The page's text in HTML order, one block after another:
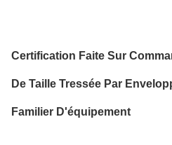
Certification Faite Sur
De Taille Tressée Par
Familier D'équipement